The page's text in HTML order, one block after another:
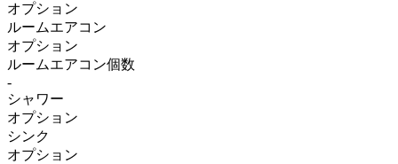
オプション
ルームエアコン
オプション
ルームエアコン個数
-
シャワー
オプション
シンク
オプション